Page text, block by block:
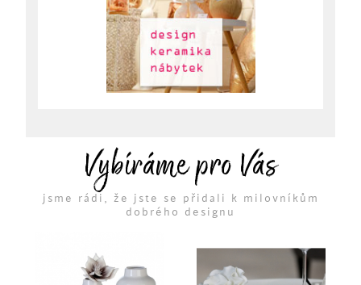
Vybíráme pro Vás
jsme rádi, že jste se přidali k milovníkům
dobrého designu